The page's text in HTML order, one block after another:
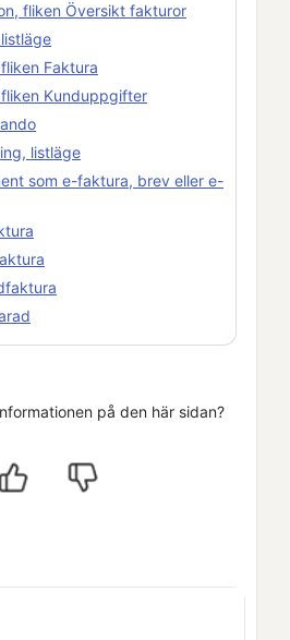
fliken Översikt fakturor
Faktura
Kunduppgifter
listläge
som e-faktura, brev eller e-
på den här sidan?